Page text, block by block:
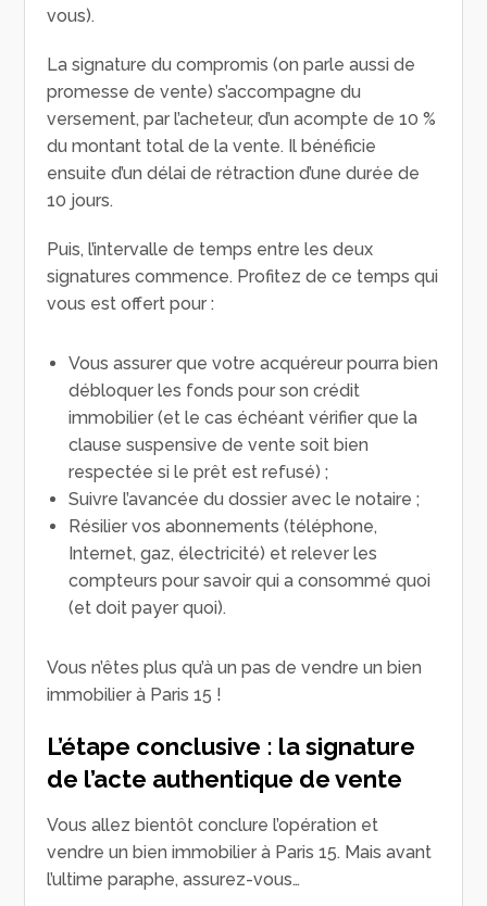
vous).
La signature du compromis (on parle aussi de
promesse de vente) s’accompagne du
versement, par l’acheteur, d’un acompte de 10 %
du montant total de la vente. Il bénéficie
ensuite d’un délai de rétraction d’une durée de
10 jours.
Puis, l’intervalle de temps entre les deux
signatures commence. Profitez de ce temps qui
vous est offert pour :
Vous assurer que votre acquéreur pourra bien
débloquer les fonds pour son crédit
immobilier (et le cas échéant vérifier que la
clause suspensive de vente soit bien
respectée si le prêt est refusé) ;
Suivre l’avancée du dossier avec le notaire ;
Résilier vos abonnements (téléphone,
Internet, gaz, électricité) et relever les
compteurs pour savoir qui a consommé quoi
(et doit payer quoi).
Vous n’êtes plus qu’à un pas de vendre un bien
immobilier à Paris 15 !
L’étape conclusive : la signature
de l’acte authentique de vente
Vous allez bientôt conclure l’opération et
vendre un bien immobilier à Paris 15. Mais avant
l’ultime paraphe, assurez-vous…